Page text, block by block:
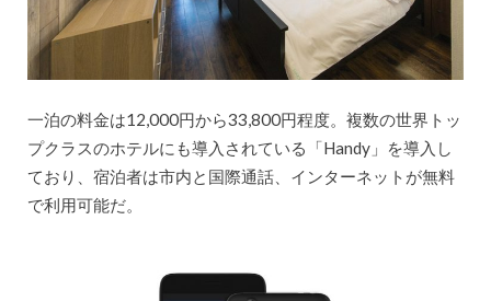
一泊の料金は12,000円から33,800円程度。複数の世界トッ
プクラスのホテルにも導入されている「Handy」を導入し
ており、宿泊者は市内と国際通話、インターネットが無料
で利用可能だ。